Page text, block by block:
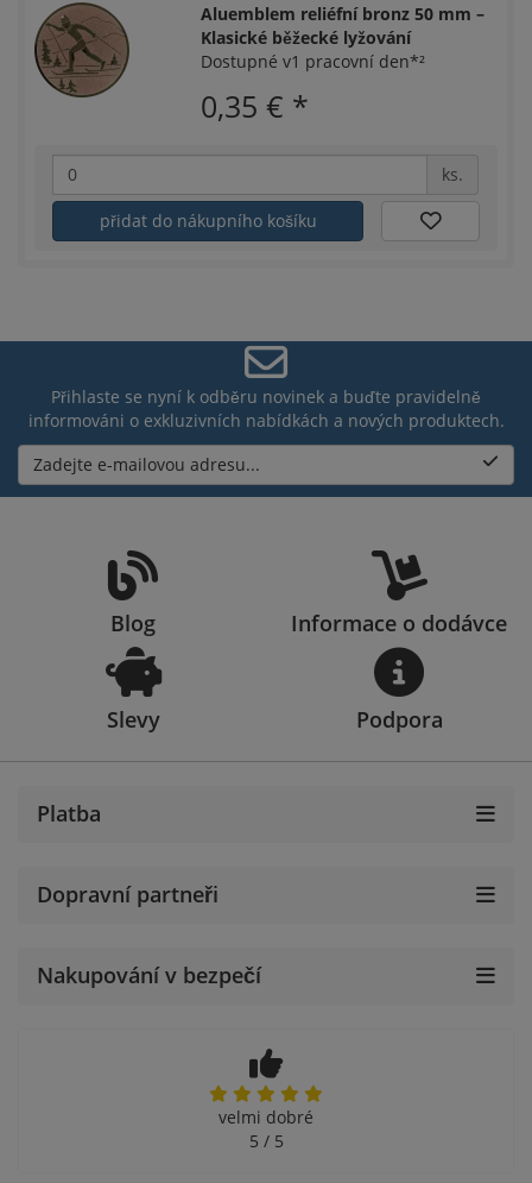
Aluemblem reliéfní bronz 50 mm –
Klasické běžecké lyžování
Dostupné v1 pracovní den*²
0,35 € *
ks.
přidat do nákupního košíku
Přihlaste se nyní k odběru novinek a buďte pravidelně
informováni o exkluzivních nabídkách a nových produktech.
Zadejte e-mailovou adresu...
Blog Informace o dodávce
Slevy Podpora
Platba
Dopravní partneři
Nakupování v bezpečí
velmi dobré
5 / 5